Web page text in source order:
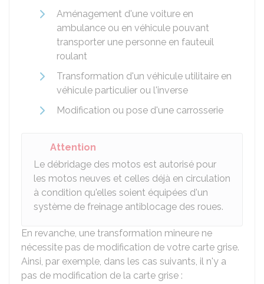
Aménagement d'une voiture en
ambulance ou en véhicule pouvant
transporter une personne en fauteuil
roulant
Transformation d'un véhicule utilitaire en
véhicule particulier ou l'inverse
Modification ou pose d'une carrosserie
Attention
Le débridage des motos est autorisé pour
les motos neuves et celles déjà en circulation
à condition qu'elles soient équipées d'un
système de freinage antiblocage des roues.
En revanche, une transformation mineure ne
nécessite pas de modification de votre carte grise.
Ainsi, par exemple, dans les cas suivants, il n'y a
pas de modification de la carte grise :